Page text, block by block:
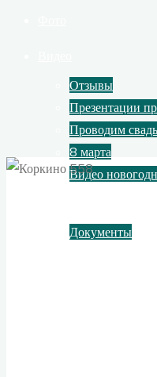
Отзывы
Презентации
Проводим
8 марта
Видео
Документы